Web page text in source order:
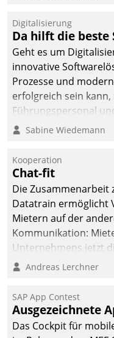
Unternehmen.
Digitalisierung
Da hilft die
Geht es um
innovative
Prozesse und
erfolgreich sein
Führungspersonal
verändern und
Sabine Wiedemann
Kooperation
Chat-fit
Die Zusammenarbeit
Datatrain ermöglicht
Mietern auf der
Kommunikation:
Unternehmens jetzt
Mitarbeiter oder
Andreas Lerchner
SAP App Contest
Ausgezeichnete
Das Cockpit für